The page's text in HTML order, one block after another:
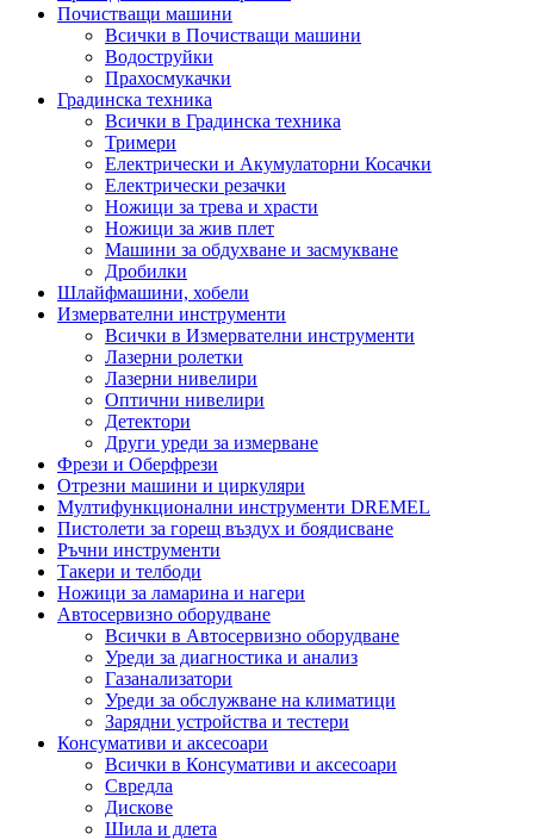
Почистващи машини
Всички в Почистващи машини
Водоструйки
Прахосмукачки
Градинска техника
Всички в Градинска техника
Тримери
Електрически и Акумулаторни Косачки
Електрически резачки
Ножици за трева и храсти
Ножици за жив плет
Машини за обдухване и засмукване
Дробилки
Шлайфмашини, хобели
Измервателни инструменти
Всички в Измервателни инструменти
Лазерни ролетки
Лазерни нивелири
Оптични нивелири
Детектори
Други уреди за измерване
Фрези и Оберфрези
Отрезни машини и циркуляри
Мултифункционални инструменти DREMEL
Пистолети за горещ въздух и боядисване
Ръчни инструменти
Такери и телбоди
Ножици за ламарина и нагери
Автосервизно оборудване
Всички в Автосервизно оборудване
Уреди за диагностика и анализ
Газанализатори
Уреди за обслужване на климатици
Зарядни устройства и тестери
Консумативи и аксесоари
Всички в Консумативи и аксесоари
Свредла
Дискове
Шила и длета